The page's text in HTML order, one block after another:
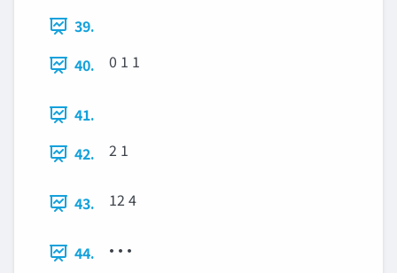
39.
40.
0 1 1
41.
42.
2 1
43. 12 4
44. • • •